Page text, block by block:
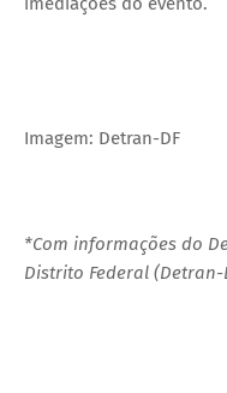
Imagem: Detran-DF
*Com informações do
Distrito Federal (Detran-